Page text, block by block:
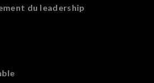
du leadership